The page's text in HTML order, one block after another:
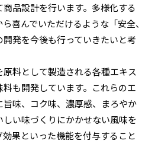
品設計を行います。多様化する
喜んでいただけるような「安全、
発を今後も行っていきたいと考
料として製造される各種エキス
も開発しています。これらのエ
味、コク味、濃厚感、まろやか
い味づくりにかかせない風味を
果といった機能を付与すること